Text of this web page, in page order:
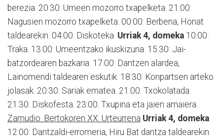
berezia. 20:30: Umeen mozorro txapelketa. 21:00:
Nagusien mozorro txapelketa. 00:00: Berbena, Honat
taldearekin. 04:00: Diskoteka. Urriak 4, domeka 10:00:
Traka. 13:00: Umeentzako ikuskizuna. 15:30: Jai-
batzordearen bazkaria. 17:00: Dantzen alardea,
Lainomendi taldearen eskutik. 18:30: Konpartsen arteko
jolasak. 20:30: Sariak ematea. 21:00: Txokolatada.
21:30: Diskofesta. 23:00: Txupina eta jaien amaiera.
Zamudio. Bertokoren XX. Urteurrena Urriak 4, domeka
12:00: Dantzaldi-erromeria, Hiru Bat dantza taldearekin